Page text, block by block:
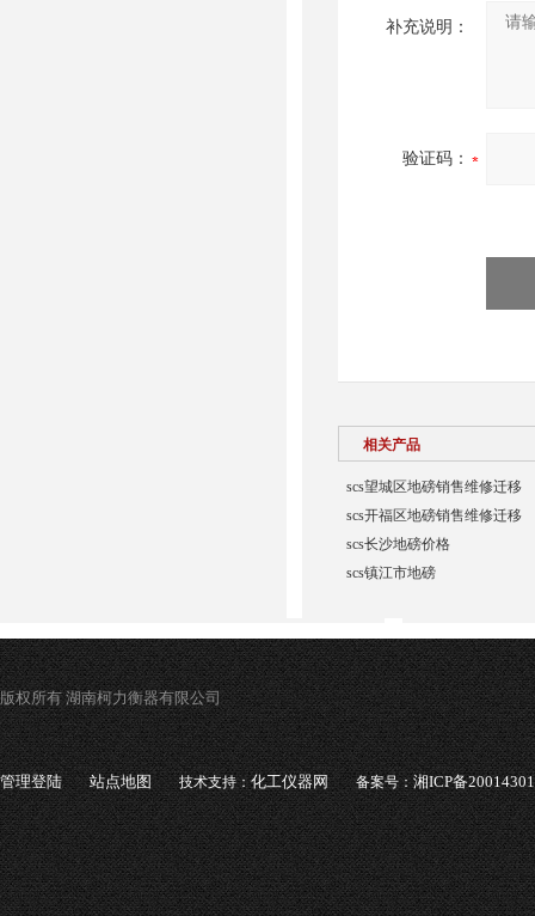
补充说明：
验证码：
相关产品
scs望城区地磅销售维修迁移
scs开福区地磅销售维修迁移
scs长沙地磅价格
scs镇江市地磅
版权所有 湖南柯力衡器有限公司
管理登陆 站点地图 技术支持：化工仪器网 备案号：湘ICP备